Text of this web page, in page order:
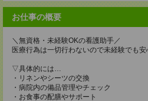
お仕事の概要
＼無資格・未経験OKの看護助手／
医療行為は一切行わないので未経験でも安
▽具体的には…
・リネンやシーツの交換
・病院内の備品管理やチェック
・お食事の配膳やサポート